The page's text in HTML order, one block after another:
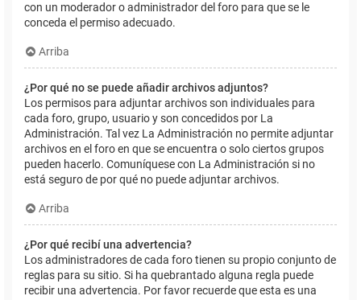
con un moderador o administrador del foro para que se le
conceda el permiso adecuado.
Arriba
¿Por qué no se puede añadir archivos adjuntos?
Los permisos para adjuntar archivos son individuales para
cada foro, grupo, usuario y son concedidos por La
Administración. Tal vez La Administración no permite adjuntar
archivos en el foro en que se encuentra o solo ciertos grupos
pueden hacerlo. Comuníquese con La Administración si no
está seguro de por qué no puede adjuntar archivos.
Arriba
¿Por qué recibí una advertencia?
Los administradores de cada foro tienen su propio conjunto de
reglas para su sitio. Si ha quebrantado alguna regla puede
recibir una advertencia. Por favor recuerde que esta es una